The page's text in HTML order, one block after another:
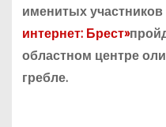
именитых
интернет: Брест»
областном центре
гребле.